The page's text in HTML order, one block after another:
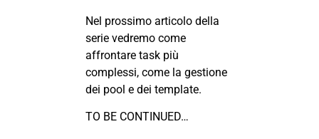
Nel prossimo articolo della
serie vedremo come
affrontare task più
complessi, come la gestione
dei pool e dei template.
TO BE CONTINUED…